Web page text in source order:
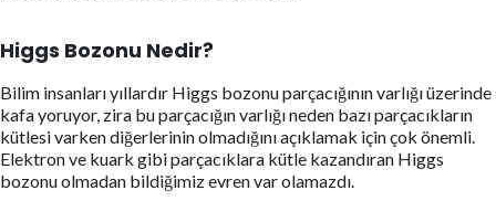
Higgs Bozonu Nedir?
Bilim insanları yıllardır Higgs bozonu parçacığının varlığı üzerinde
kafa yoruyor, zira bu parçacığın varlığı neden bazı parçacıkların
kütlesi varken diğerlerinin olmadığını açıklamak için çok önemli.
Elektron ve kuark gibi parçacıklara kütle kazandıran Higgs
bozonu olmadan bildiğimiz evren var olamazdı.